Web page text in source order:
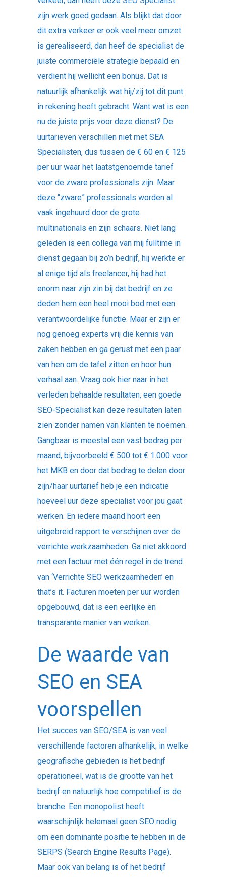
zijn werk goed gedaan. Als blijkt dat door
dit extra verkeer er ook veel meer omzet
is gerealiseerd, dan heef de specialist de
juiste commerciële strategie bepaald en
verdient hij wellicht een bonus. Dat is
natuurlijk afhankelijk wat hij/zij tot dit punt
in rekening heeft gebracht. Want wat is een
nu de juiste prijs voor deze dienst? De
uurtarieven verschillen niet met SEA
Specialisten, dus tussen de € 60 en € 125
per uur waar het laatstgenoemde tarief
voor de zware professionals zijn. Maar
deze “zware” professionals worden al
vaak ingehuurd door de grote
multinationals en zijn schaars. Niet lang
geleden is een collega van mij fulltime in
dienst gegaan bij zo’n bedrijf, hij werkte er
al enige tijd als freelancer, hij had het
enorm naar zijn zin bij dat bedrijf en ze
deden hem een heel mooi bod met een
verantwoordelijke functie. Maar er zijn er
nog genoeg experts vrij die kennis van
zaken hebben en ga gerust met een paar
van hen om de tafel zitten en hoor hun
verhaal aan. Vraag ook hier naar in het
verleden behaalde resultaten, een goede
SEO-Specialist kan deze resultaten laten
zien zonder namen van klanten te noemen.
Gangbaar is meestal een vast bedrag per
maand, bijvoorbeeld € 500 tot € 1.000 voor
het MKB en door dat bedrag te delen door
zijn/haar uurtarief heb je een indicatie
hoeveel uur deze specialist voor jou gaat
werken. En iedere maand hoort een
uitgebreid rapport te verschijnen over de
verrichte werkzaamheden. Ga niet akkoord
met een factuur met één regel in de trend
van ‘Verrichte SEO werkzaamheden’ en
that’s it. Facturen moeten per uur worden
opgebouwd, dat is een eerlijke en
transparante manier van werken.
De waarde van
SEO en SEA
voorspellen
Het succes van SEO/SEA is van veel
verschillende factoren afhankelijk; in welke
geografische gebieden is het bedrijf
operationeel, wat is de grootte van het
bedrijf en natuurlijk hoe competitief is de
branche. Een monopolist heeft
waarschijnlijk helemaal geen SEO nodig
om een dominante positie te hebben in de
SERPS (Search Engine Results Page).
Maar ook van belang is of het bedrijf